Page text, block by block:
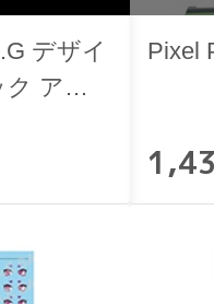
デザイ
アイ
Pixel